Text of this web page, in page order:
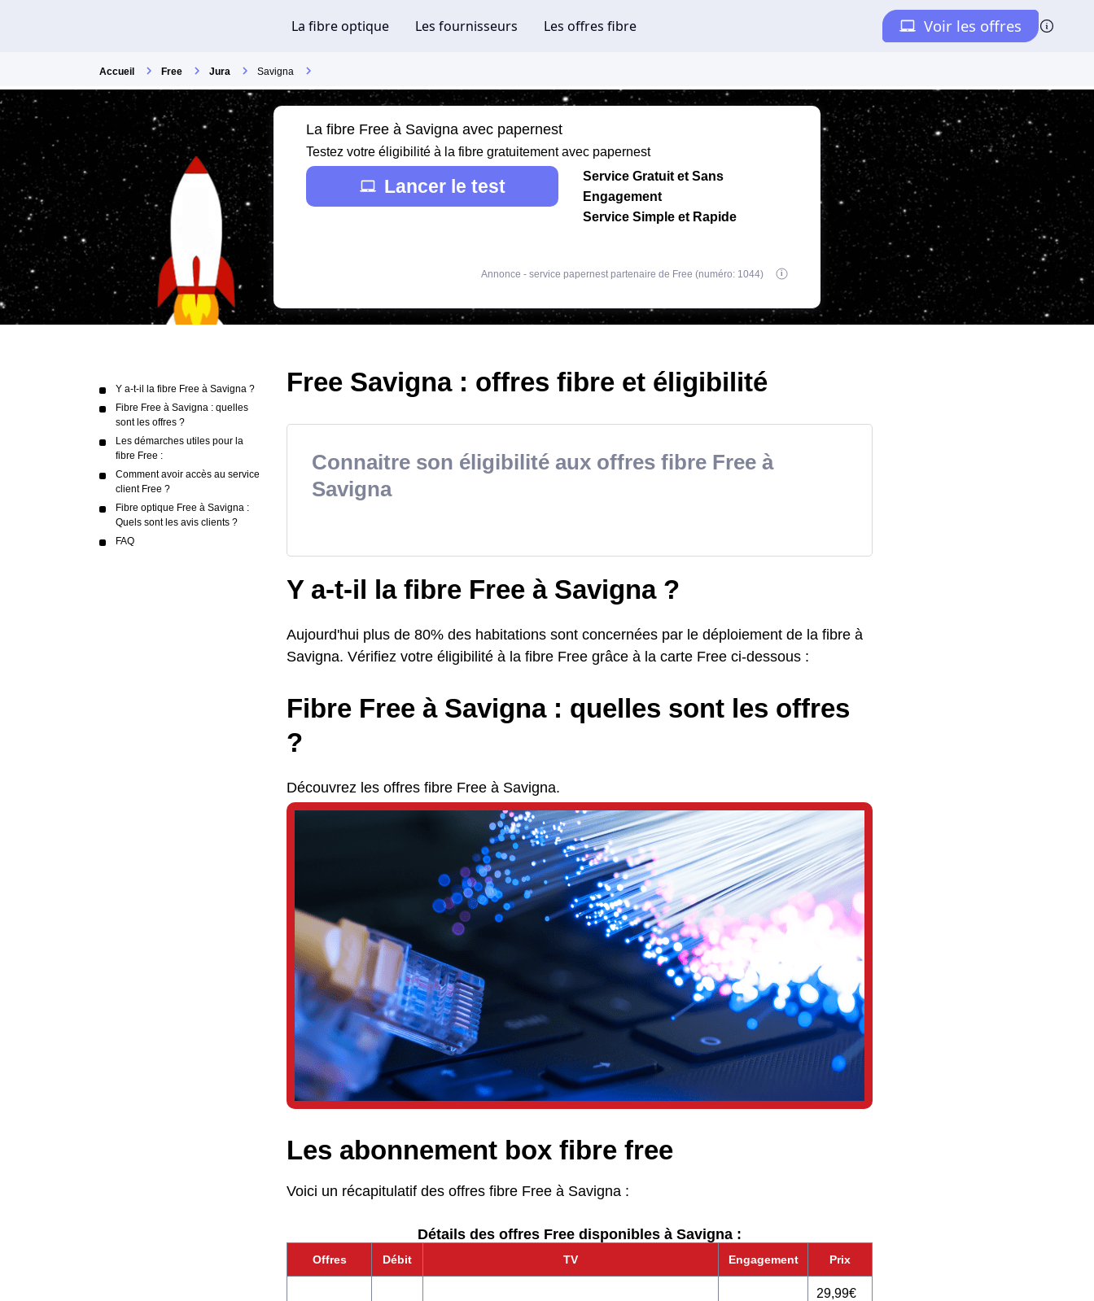
Accueil Free Jura Savigna
La fibre Free à Savigna avec papernest
Testez votre éligibilité à la fibre gratuitement avec papernest
Lancer le test
Service Gratuit et Sans
Engagement
Service Simple et Rapide
Annonce - service papernest partenaire de Free (numéro: 1044)
Y a-t-il la fibre Free à Savigna ?
Fibre Free à Savigna : quelles
sont les offres ?
Les démarches utiles pour la
fibre Free :
Comment avoir accès au service
client Free ?
Fibre optique Free à Savigna :
Quels sont les avis clients ?
FAQ
Free Savigna : offres fibre et éligibilité
Connaitre son éligibilité aux offres fibre Free à
Savigna
Y a-t-il la fibre Free à Savigna ?
Aujourd'hui plus de 80% des habitations sont concernées par le déploiement de la fibre à
Savigna. Vérifiez votre éligibilité à la fibre Free grâce à la carte Free ci-dessous :
Fibre Free à Savigna : quelles sont les offres
?
Découvrez les offres fibre Free à Savigna.
Les abonnement box fibre free
Voici un récapitulatif des offres fibre Free à Savigna :
Détails des offres Free disponibles à Savigna :
Offres Débit TV Engagement Prix
29,99€